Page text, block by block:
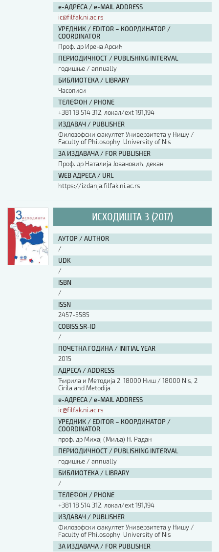
Етички кодекс
ПРЕТРАГА ИЗДАЊА
Наслов или део наслова
АУТОР / AUTHOR
ISBN
ISSN
е-АДРЕСА / e-MAIL ADDRESS
ic@filfak.ni.ac.rs
УРЕДНИК / EDITOR – КООРДИНАТОР /
COORDINATOR
Проф. др Ирена Арсић
ПЕРИОДИЧНОСТ / PUBLISHING INTERVAL
годишње / annually
БИБЛИОТЕКА / LIBRARY
Часописи
ТЕЛЕФОН / PHONE
+381 18 514 312, локал/ext 191,194
ИЗДАВАЧ / PUBLISHER
Филозофски факултет Универзитета у Нишу /
Faculty of Philosophy, University of Nis
ЗА ИЗДАВАЧА / FOR PUBLISHER
Проф. др Наталија Јовановић, декан
WEB АДРЕСА / URL
https://izdanja.filfak.ni.ac.rs
ИСХОДИШТА 3 (2017)
АУТОР / AUTHOR
/
UDK
/
ISBN
/
ISSN
2457-5585
COBISS.SR-ID
/
ПОЧЕТНА ГОДИНА / INITIAL YEAR
2015
АДРЕСА / ADDRESS
Ћирила и Методија 2, 18000 Ниш / 18000 Nis, 2
Cirila and Metodija
е-АДРЕСА / e-MAIL ADDRESS
ic@filfak.ni.ac.rs
УРЕДНИК / EDITOR – КООРДИНАТОР /
COORDINATOR
проф. др Михај (Миља) Н. Радан
ПЕРИОДИЧНОСТ / PUBLISHING INTERVAL
годишње / annually
БИБЛИОТЕКА / LIBRARY
/
ТЕЛЕФОН / PHONE
+381 18 514 312, локал/ext 191,194
ИЗДАВАЧ / PUBLISHER
Филозофски факултет Универзитета у Нишу /
Faculty of Philosophy, University of Nis
ЗА ИЗДАВАЧА / FOR PUBLISHER